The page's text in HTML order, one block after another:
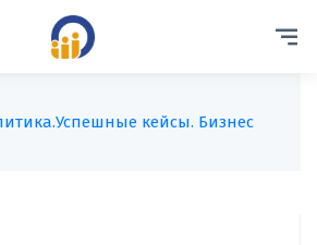
Успешные кейсы. Бизнес